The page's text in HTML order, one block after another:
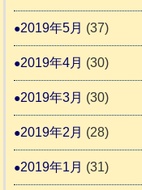
2019年5月 (37)
2019年4月 (30)
2019年3月 (30)
2019年2月 (28)
2019年1月 (31)